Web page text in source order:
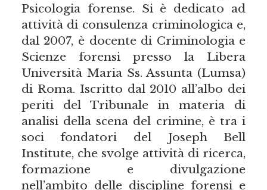
Psicologia forense. Si è dedicato ad
attività di consulenza criminologica e,
dal 2007, è docente di Criminologia e
Scienze forensi presso la Libera
Università Maria Ss. Assunta (Lumsa)
di Roma. Iscritto dal 2010 all’albo dei
periti del Tribunale in materia di
analisi della scena del crimine, è tra i
soci fondatori del Joseph Bell
Institute, che svolge attività di ricerca,
formazione e divulgazione
nell’ambito delle discipline forensi e